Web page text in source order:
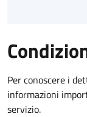
Per conoscere i
informazioni
servizio.